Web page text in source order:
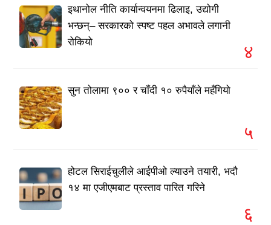
इथानोल नीति कार्यान्वयनमा ढिलाइ, उद्योगी
भन्छन्– सरकारको स्पष्ट पहल अभावले लगानी
रोकियो
४
सुन तोलामा ९०० र चाँदी १० रुपैयाँले महँगियो
५
होटल सिराईचुलीले आईपीओ ल्याउने तयारी, भदौ
१४ मा एजीएमबाट प्रस्ताव पारित गरिने
६